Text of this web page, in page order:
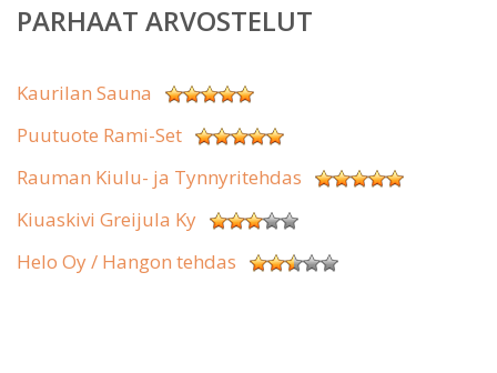
PARHAAT ARVOSTELUT
Kaurilan Sauna
Puutuote Rami-Set
Rauman Kiulu- ja Tynnyritehdas
Kiuaskivi Greijula Ky
Helo Oy / Hangon tehdas